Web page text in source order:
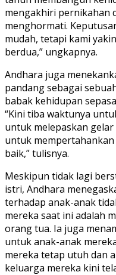
mengakhiri pernikahan
menghormati.
mudah, tetapi kami
berdua,” ungkapnya.
Andhara juga
pandang sebagai
babak kehidupan
“Kini tiba waktunya
untuk melepaskan gelar
untuk mempertahankan
baik,” tulisnya.
Meskipun tidak lagi
istri, Andhara
terhadap anak-anak
mereka saat ini adalah
orang tua. Ia juga
untuk anak-anak
mereka tetap utuh dan
keluarga mereka kini